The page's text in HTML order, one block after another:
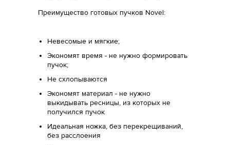
Преимущество готовых пучков Novel:
Невесомые и мягкие;
Экономят время - не нужно формировать
пучок;
Не схлопываются
Экономят материал - не нужно
выкидывать ресницы, из которых не
получился пучок
Идеальная ножка, без перекрещиваний,
без расслоения